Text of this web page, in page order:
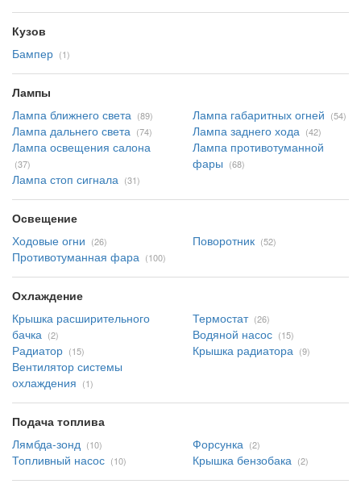
Кузов
Бампер (1)
Лампы
Лампа ближнего света (89) Лампа габаритных огней (54)
Лампа дальнего света (74) Лампа заднего хода (42)
Лампа освещения салона
(37)
Лампа противотуманной
фары (68)
Лампа стоп сигнала (31)
Освещение
Ходовые огни (26) Поворотник (52)
Противотуманная фара (100)
Охлаждение
Крышка расширительного
бачка (2)
Термостат (26)
Водяной насос (15)
Радиатор (15) Крышка радиатора (9)
Вентилятор системы
охлаждения (1)
Подача топлива
Лямбда-зонд (10) Форсунка (2)
Топливный насос (10) Крышка бензобака (2)